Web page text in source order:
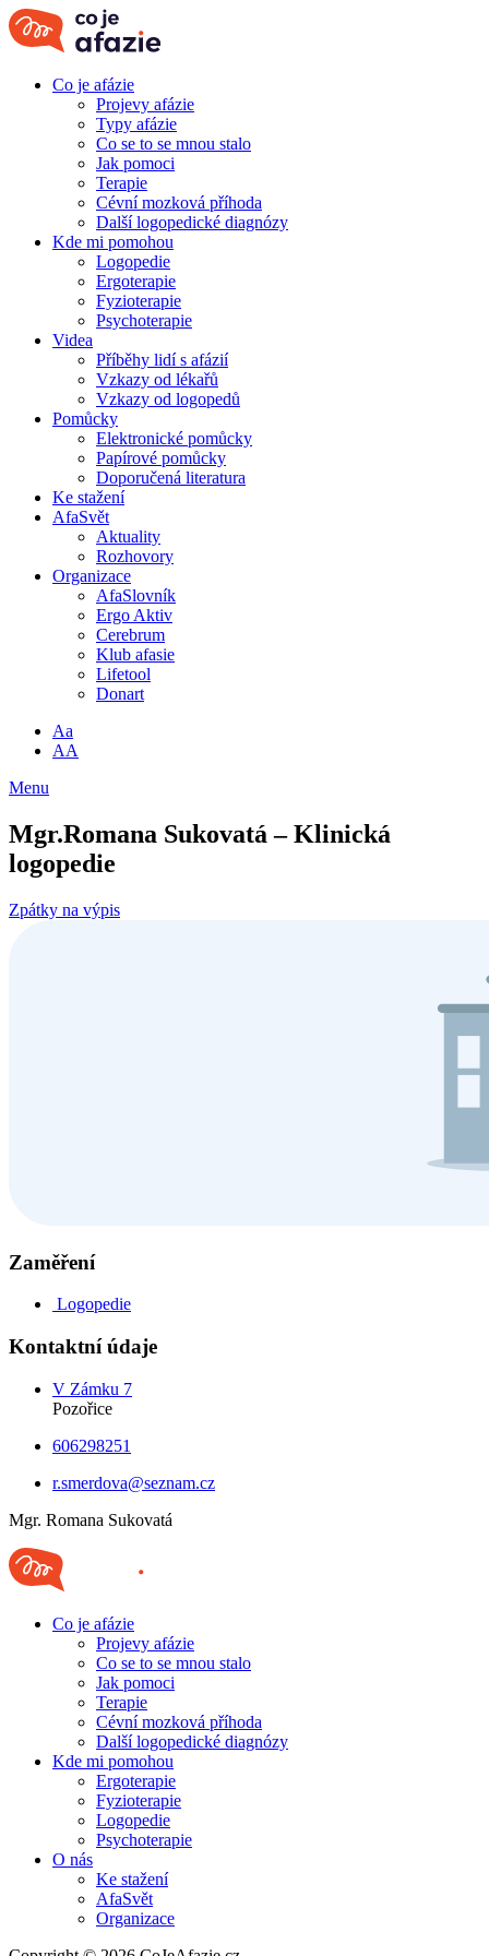
Co je afázie
Projevy afázie
Typy afázie
Co se to se mnou stalo
Jak pomoci
Terapie
Cévní mozková příhoda
Další logopedické diagnózy
Kde mi pomohou
Logopedie
Ergoterapie
Fyzioterapie
Psychoterapie
Videa
Příběhy lidí s afázií
Vzkazy od lékařů
Vzkazy od logopedů
Pomůcky
Elektronické pomůcky
Papírové pomůcky
Doporučená literatura
Ke stažení
AfaSvět
Aktuality
Rozhovory
Organizace
AfaSlovník
Ergo Aktiv
Cerebrum
Klub afasie
Lifetool
Donart
Aa
AA
Menu
Mgr.Romana Sukovatá – Klinická
logopedie
Zpátky na výpis
Zaměření
Logopedie
Kontaktní údaje
V Zámku 7
Pozořice
606298251
r.smerdova@seznam.cz
Mgr. Romana Sukovatá
Co je afázie
Projevy afázie
Co se to se mnou stalo
Jak pomoci
Terapie
Cévní mozková příhoda
Další logopedické diagnózy
Kde mi pomohou
Ergoterapie
Fyzioterapie
Logopedie
Psychoterapie
O nás
Ke stažení
AfaSvět
Organizace